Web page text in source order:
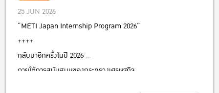
25 JUN 2026
“METI Japan Internship Program 2026”
++++
กลับมาอีกครั้งในปี 2026
ภายใต้การสนับสนุนของกระทรวงเศรษฐกิจ